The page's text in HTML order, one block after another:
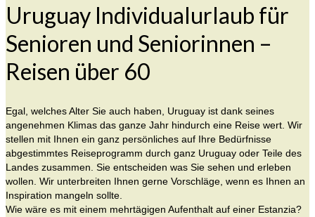
Uruguay Individualurlaub für
Senioren und Seniorinnen –
Reisen über 60
Egal, welches Alter Sie auch haben, Uruguay ist dank seines
angenehmen Klimas das ganze Jahr hindurch eine Reise wert. Wir
stellen mit Ihnen ein ganz persönliches auf Ihre Bedürfnisse
abgestimmtes Reiseprogramm durch ganz Uruguay oder Teile des
Landes zusammen. Sie entscheiden was Sie sehen und erleben
wollen. Wir unterbreiten Ihnen gerne Vorschläge, wenn es Ihnen an
Inspiration mangeln sollte.
Wie wäre es mit einem mehrtägigen Aufenthalt auf einer Estanzia?